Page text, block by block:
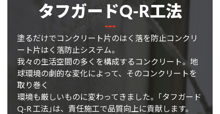
タフガードQ-R工法
塗るだけでコンクリート片のはく落を防止コンクリ
ート片はく落防止システム。
我々の生活空間の多くを構成するコンクリート。地
球環境の劇的な変化によって、そのコンクリートを
取り巻く
環境も厳しいものに変わってきました。｢タフガード
Q-R 工法｣は、責任施工で品質向上に貢献します。